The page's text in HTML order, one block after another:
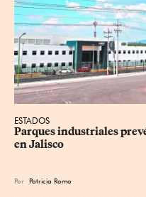
ESTADOS
Parques industriales
en Jalisco
Por Patricia Romo